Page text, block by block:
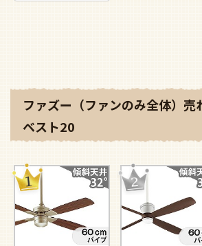
ファズー（ファンのみ全体）売
ベスト20